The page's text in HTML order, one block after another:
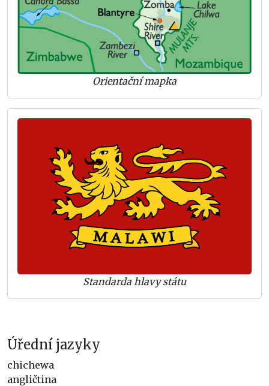
Orientační mapka
Standarda hlavy státu
Úřední jazyky
chichewa
angličtina